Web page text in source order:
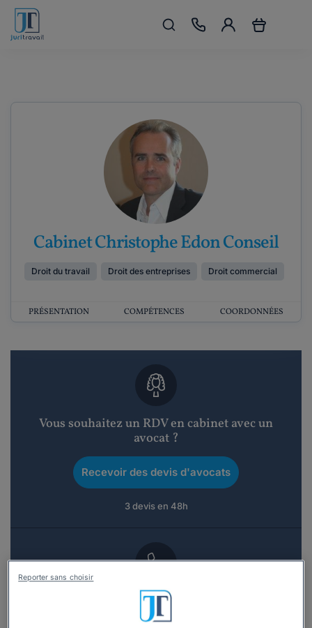
Cabinet Christophe Edon Conseil
Droit du travail Droit des entreprises Droit commercial
PRÉSENTATION COMPÉTENCES COORDONNÉES
Vous souhaitez un RDV en cabinet avec un
avocat ?
Recevoir des devis d'avocats
3 devis en 48h
Vous souhaitez une consultation par
téléphone ?
Reporter sans choisir